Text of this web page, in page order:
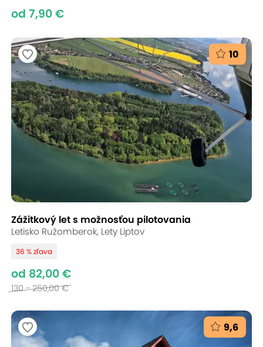
od 7,90 €
10
Zážitkový let s možnosťou pilotovania
Letisko Ružomberok, Lety Liptov
36 % zľava
od 82,00 €
130 - 250,00 €
9,6